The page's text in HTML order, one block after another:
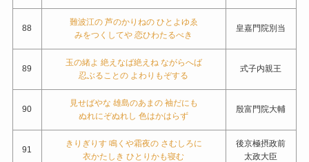
88
難波江の 芦のかりねの ひとよゆゑ
みをつくしてや 恋ひわたるべき
皇嘉門院別当
89
玉の緒よ 絶えなば絶えね ながらへば
忍ぶることの よわりもぞする
式子内親王
90
見せばやな 雄島のあまの 袖だにも
ぬれにぞぬれし 色はかはらず
殷富門院大輔
91
きりぎりす 鳴くや霜夜の さむしろに
衣かたしき ひとりかも寝む
後京極摂政前
太政大臣